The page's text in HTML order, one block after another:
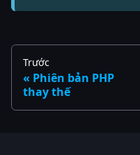
Trước
Phiên bản PHP
thay thế